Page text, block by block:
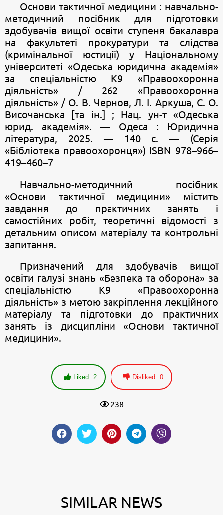
Основи тактичної медицини : навчально-
методичний посібник для підготовки
здобувачів вищої освіти ступеня бакалавра
на факультеті прокуратури та слідства
(кримінальної юстиції) у Національному
університеті «Одеська юридична академія»
за спеціальністю К9 «Правоохоронна
діяльність» / 262 «Правоохоронна
діяльність» / О. В. Чернов, Л. І. Аркуша, С. О.
Височанська [та ін.] ; Нац. ун-т «Одеська
юрид. академія». — Одеса : Юридична
література, 2025. — 140 с. — (Серія
«Бібліотека правоохоронця») ISBN 978–966–
419–460–7
Навчально-методичний посібник
«Основи тактичної медицини» містить
завдання до практичних занять і
самостійних робіт, теоретичні відомості з
детальним описом матеріалу та контрольні
запитання.
Призначений для здобувачів вищої
освіти галузі знань «Безпека та оборона» за
спеціальністю К9 «Правоохоронна
діяльність» з метою закріплення лекційного
матеріалу та підготовки до практичних
занять із дисципліни «Основи тактичної
медицини».
Liked 2 Disliked 0
238
SIMILAR NEWS